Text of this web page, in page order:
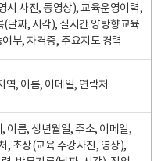
시 사진, 동영상), 교육운영이력,
(날짜, 시각), 실시간 양방향교육
여부, 자격증, 주요지도 경력
역, 이름, 이메일, 연락처
이름, 생년월일, 주소, 이메일,
, 초상(교육 수강사진, 영상),